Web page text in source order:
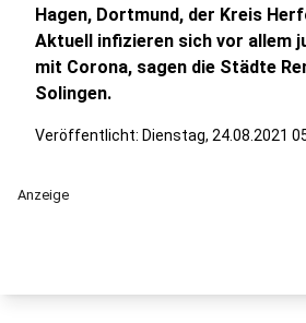
Hagen, Dortmund, der Kreis
Aktuell infizieren sich vor allem
mit Corona, sagen die Städte
Solingen.
Veröffentlicht: Dienstag, 24.08.2021
Anzeige